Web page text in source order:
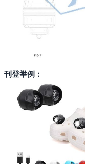
刊登举例：